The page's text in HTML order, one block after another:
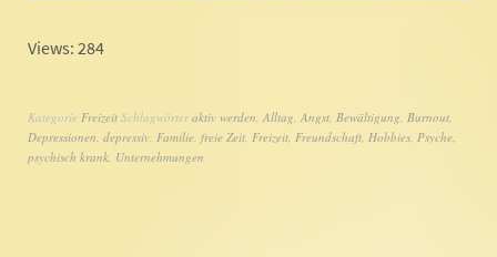
Views: 284
Kategorie Freizeit Schlagwörteraktiv werden Alltag Angst Bewältigung Burnout
Depressionen depressiv Familie freie Zeit Freizeit Freundschaft Hobbies Psyche
psychisch krank Unternehmungen